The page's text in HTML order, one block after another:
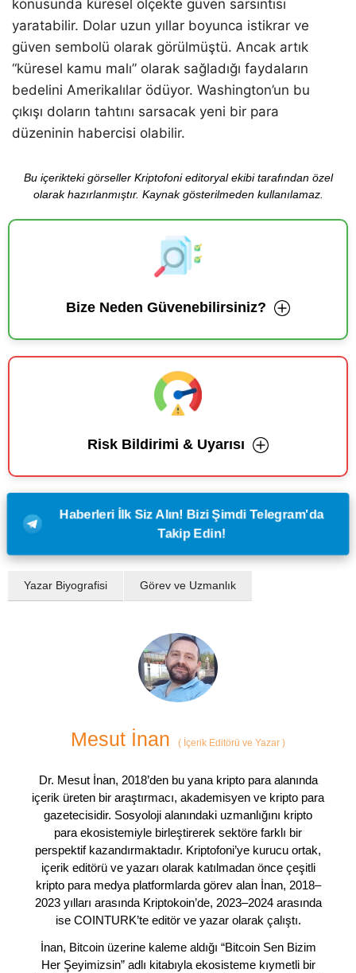
konusunda küresel ölçekte güven sarsıntısı
yaratabilir. Dolar uzun yıllar boyunca istikrar ve
güven sembolü olarak görülmüştü. Ancak artık
“küresel kamu malı” olarak sağladığı faydaların
bedelini Amerikalılar ödüyor. Washington’un bu
çıkışı doların tahtını sarsacak yeni bir para
düzeninin habercisi olabilir.
Bu içerikteki görseller Kriptofoni editoryal ekibi tarafından özel
olarak hazırlanmıştır. Kaynak gösterilmeden kullanılamaz.
Bize Neden Güvenebilirsiniz?
Risk Bildirimi & Uyarısı
Haberleri İlk Siz Alın! Bizi Şimdi Telegram'da
Takip Edin!
Yazar Biyografisi Görev ve Uzmanlık
Mesut İnan ( İçerik Editörü ve Yazar )
Dr. Mesut İnan, 2018’den bu yana kripto para alanında
içerik üreten bir araştırmacı, akademisyen ve kripto para
gazetecisidir. Sosyoloji alanındaki uzmanlığını kripto
para ekosistemiyle birleştirerek sektöre farklı bir
perspektif kazandırmaktadır. Kriptofoni’ye kurucu ortak,
içerik editörü ve yazarı olarak katılmadan önce çeşitli
kripto para medya platformlarda görev alan İnan, 2018–
2023 yılları arasında Kriptokoin’de, 2023–2024 arasında
ise COINTURK’te editör ve yazar olarak çalıştı.
İnan, Bitcoin üzerine kaleme aldığı “Bitcoin Sen Bizim
Her Şeyimizsin” adlı kitabıyla ekosisteme kıymetli bir